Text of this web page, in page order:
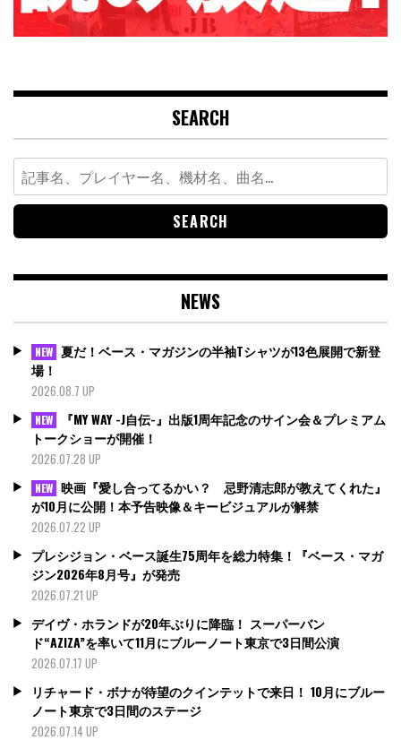
SEARCH
Search
for:
NEWS
NEW 夏だ！ベース・マガジンの半袖Tシャツが13色展開で新登
場！
2026.08.7 UP
NEW
『MY WAY -J自伝-』出版1周年記念のサイン会＆プレミアム
トークショーが開催！
2026.07.28 UP
NEW 映画『愛し合ってるかい？ 忌野清志郎が教えてくれた』
が10月に公開！本予告映像＆キービジュアルが解禁
2026.07.22 UP
プレシジョン・ベース誕生75周年を総力特集！『ベース・マガ
ジン2026年8月号』が発売
2026.07.21 UP
デイヴ・ホランドが20年ぶりに降臨！ スーパーバン
ド“AZIZA”を率いて11月にブルーノート東京で3日間公演
2026.07.17 UP
リチャード・ボナが待望のクインテットで来日！ 10月にブルー
ノート東京で3日間のステージ
2026.07.14 UP